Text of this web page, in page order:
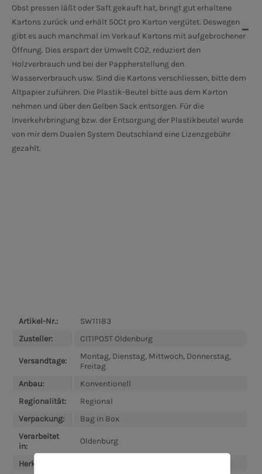
Obst pressen läßt oder Saft gekauft hat, bringt gut erhaltene
Kartons zurück und erhält 50Ct pro Karton vergütet. Deswegen
gibt es auch manchmal im Verkauf Kartons mit aufgebrochener
Öffnung. Dies erspart der Umwelt CO2, reduziert den
Holzverbrauch und bei der Pappherstellung den
Wasserverbrauch usw. Sind die Kartons verschliessen, bitte dem
Altpapier zuführen. Die Plastik-Beutel bitte aus dem Karton
nehmen und über den Gelben Sack entsorgen. Für die
Inverkehrbringung bzw. der Entsorgung der Plastikbeutel wurde
von mir dem Dualen System Deutschland eine Lizenzgebühr
gezahlt.
Artikel-Nr.:
SW11183
Zusteller:
CITIPOST Oldenburg
Versandtage:
Montag, Dienstag, Mittwoch, Donnerstag,
Freitag
Anbau:
Konventionell
Regionalität:
Regional
Verpackung:
Bag in Box
Verarbeitet
in:
Oldenburg
Herkunft: